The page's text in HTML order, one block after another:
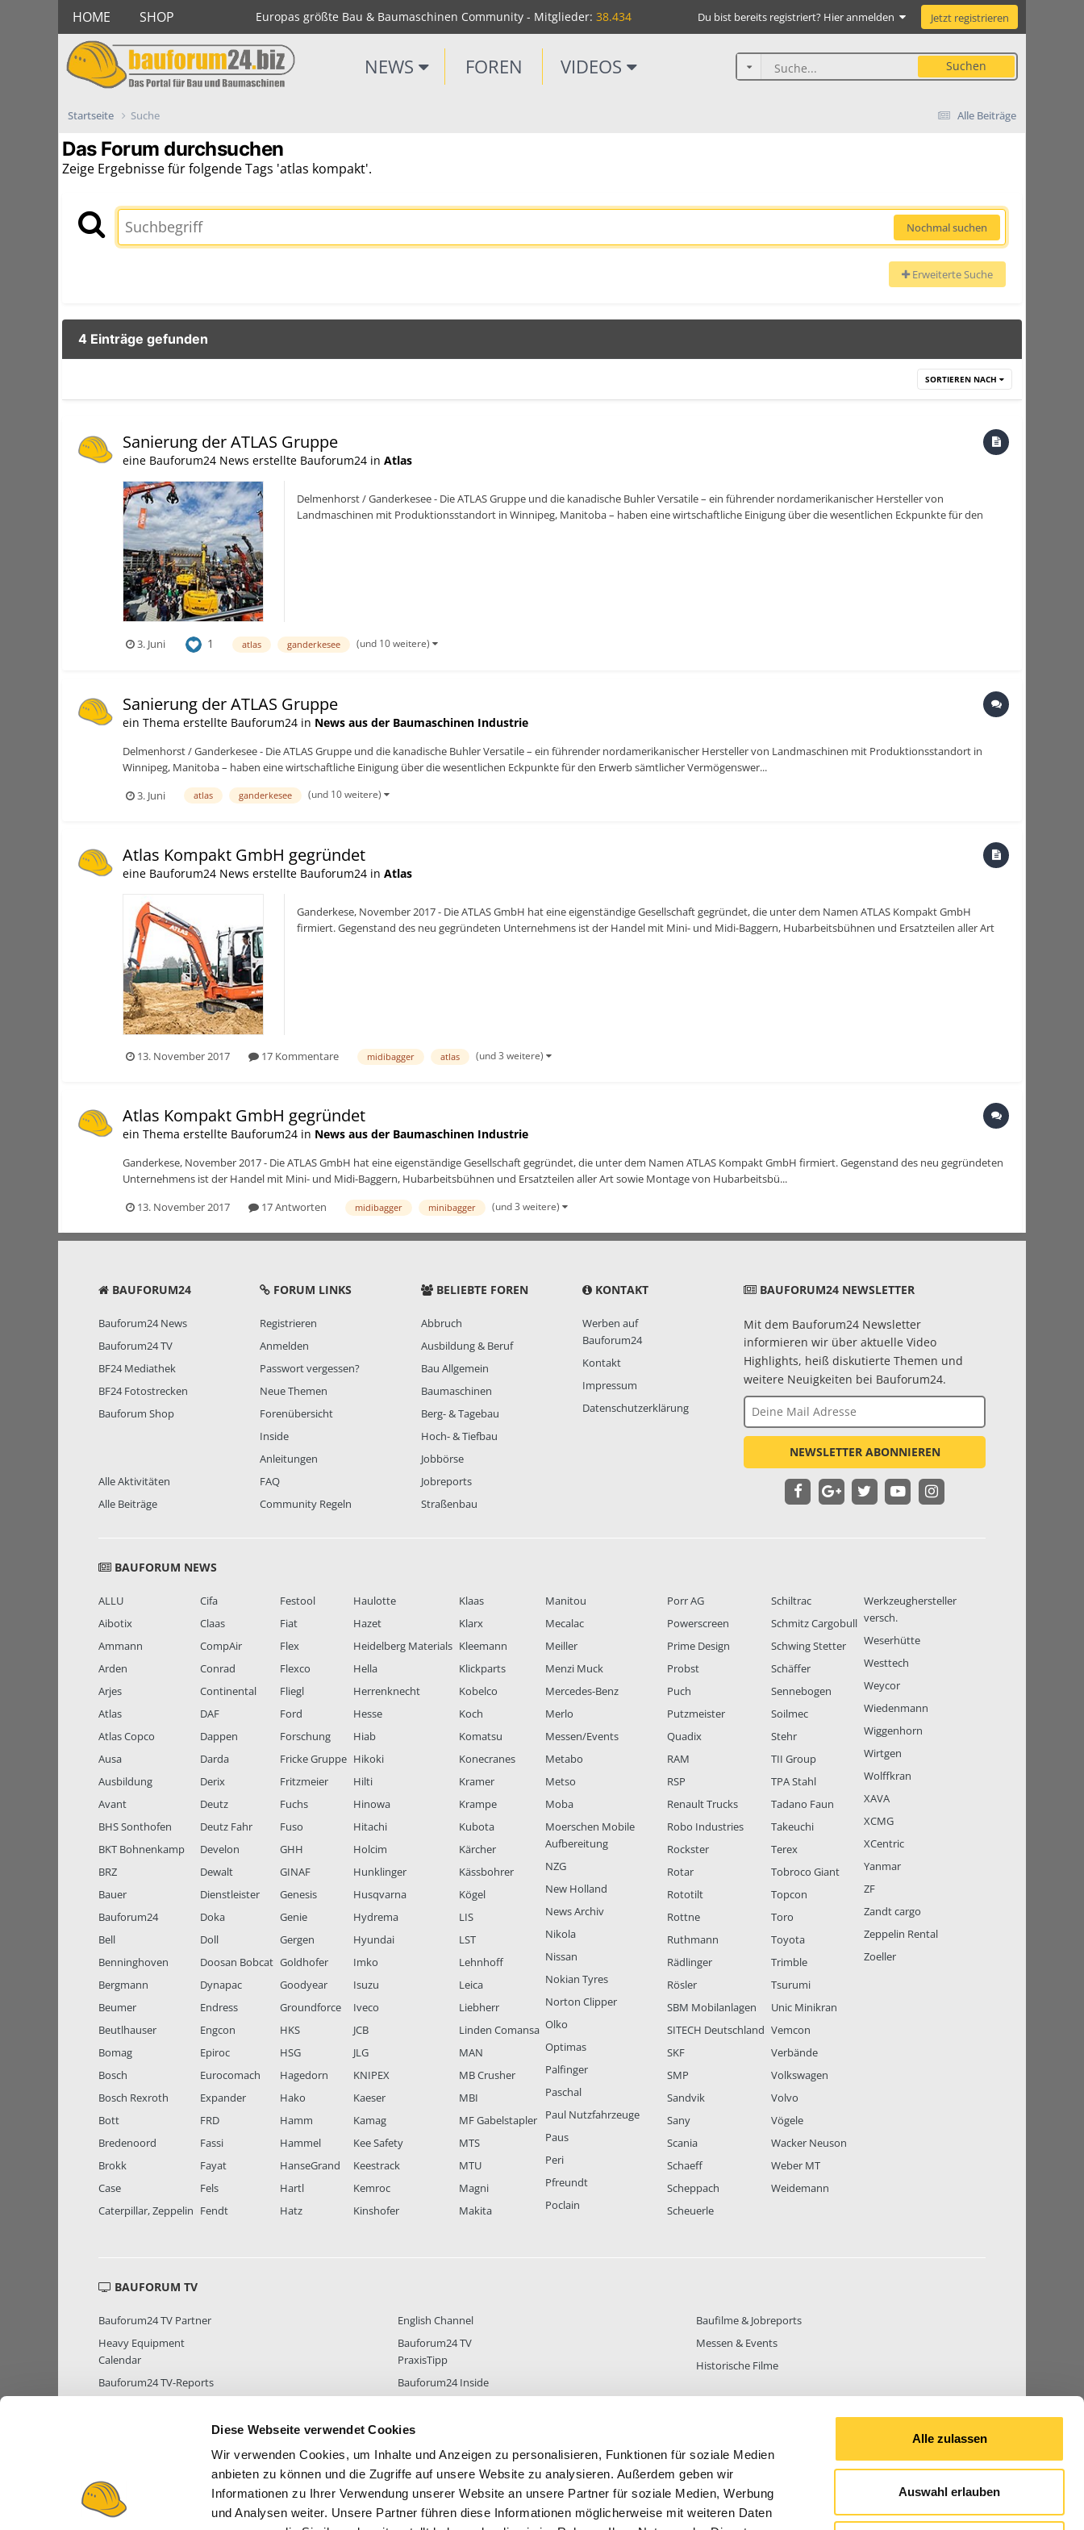
Diese Webseite verwendet Cookies
Wir verwenden Cookies, um Inhalte und Anzeigen zu personalisieren, Funktionen für soziale Medien
anbieten zu können und die Zugriffe auf unsere Website zu analysieren. Außerdem geben wir
Informationen zu Ihrer Verwendung unserer Website an unsere Partner für soziale Medien, Werbung
und Analysen weiter. Unsere Partner führen diese Informationen möglicherweise mit weiteren Daten
Alle zulassen
Auswahl erlauben
HOME SHOP Europas größte Bau & Baumaschinen Community - Mitglieder: 38.434 Du bist bereits registriert? Hier anmelden Jetzt registrieren
NEWS FOREN VIDEOS Suchen
Alle Beiträge
Startseite Suche
Das Forum durchsuchen
Zeige Ergebnisse für folgende Tags 'atlas kompakt'.
Nochmal suchen
Erweiterte Suche
4 Einträge gefunden
SORTIEREN NACH
Sanierung der ATLAS Gruppe
eine Bauforum24 News erstellte Bauforum24 in Atlas
Delmenhorst / Ganderkesee - Die ATLAS Gruppe und die kanadische Buhler Versatile – ein führender nordamerikanischer Hersteller von
Landmaschinen mit Produktionsstandort in Winnipeg, Manitoba – haben eine wirtschaftliche Einigung über die wesentlichen Eckpunkte für den
3. Juni 1 atlas ganderkesee (und 10 weitere)
Sanierung der ATLAS Gruppe
ein Thema erstellte Bauforum24 in News aus der Baumaschinen Industrie
Delmenhorst / Ganderkesee - Die ATLAS Gruppe und die kanadische Buhler Versatile – ein führender nordamerikanischer Hersteller von Landmaschinen mit Produktionsstandort in
Winnipeg, Manitoba – haben eine wirtschaftliche Einigung über die wesentlichen Eckpunkte für den Erwerb sämtlicher Vermögenswer...
3. Juni
atlas ganderkesee (und 10 weitere)
Atlas Kompakt GmbH gegründet
eine Bauforum24 News erstellte Bauforum24 in Atlas
Ganderkese, November 2017 - Die ATLAS GmbH hat eine eigenständige Gesellschaft gegründet, die unter dem Namen ATLAS Kompakt GmbH
firmiert. Gegenstand des neu gegründeten Unternehmens ist der Handel mit Mini- und Midi-Baggern, Hubarbeitsbühnen und Ersatzteilen aller Art
13. November 2017 17 Kommentare midibagger atlas (und 3 weitere)
Atlas Kompakt GmbH gegründet
ein Thema erstellte Bauforum24 in News aus der Baumaschinen Industrie
Ganderkese, November 2017 - Die ATLAS GmbH hat eine eigenständige Gesellschaft gegründet, die unter dem Namen ATLAS Kompakt GmbH firmiert. Gegenstand des neu gegründeten
Unternehmens ist der Handel mit Mini- und Midi-Baggern, Hubarbeitsbühnen und Ersatzteilen aller Art sowie Montage von Hubarbeitsbü...
13. November 2017
17 Antworten midibagger minibagger (und 3 weitere)
BAUFORUM24
Bauforum24 News
Bauforum24 TV
BF24 Mediathek
BF24 Fotostrecken
Bauforum Shop
Alle Aktivitäten
Alle Beiträge
FORUM LINKS
Registrieren
Anmelden
Passwort vergessen?
Neue Themen
Forenübersicht
Inside
Anleitungen
FAQ
Community Regeln
BELIEBTE FOREN
Abbruch
Ausbildung & Beruf
Bau Allgemein
Baumaschinen
Berg- & Tagebau
Hoch- & Tiefbau
Jobbörse
Jobreports
Straßenbau
KONTAKT
Werben auf
Bauforum24
Kontakt
Impressum
Datenschutzerklärung
BAUFORUM24 NEWSLETTER
Mit dem Bauforum24 Newsletter
informieren wir über aktuelle Video
Highlights, heiß diskutierte Themen und
weitere Neuigkeiten bei Bauforum24.
NEWSLETTER ABONNIEREN
BAUFORUM NEWS
ALLU
Aibotix
Ammann
Arden
Arjes
Atlas
Atlas Copco
Ausa
Ausbildung
Avant
BHS Sonthofen
BKT Bohnenkamp
BRZ
Bauer
Bauforum24
Bell
Benninghoven
Bergmann
Beumer
Beutlhauser
Bomag
Bosch
Bosch Rexroth
Bott
Bredenoord
Brokk
Case
Caterpillar, Zeppelin
Cifa
Claas
CompAir
Conrad
Continental
DAF
Dappen
Darda
Derix
Deutz
Deutz Fahr
Develon
Dewalt
Dienstleister
Doka
Doll
Doosan Bobcat
Dynapac
Endress
Engcon
Epiroc
Eurocomach
Expander
FRD
Fassi
Fayat
Fels
Fendt
Festool
Fiat
Flex
Flexco
Fliegl
Ford
Forschung
Fricke Gruppe
Fritzmeier
Fuchs
Fuso
GHH
GINAF
Genesis
Genie
Gergen
Goldhofer
Goodyear
Groundforce
HKS
HSG
Hagedorn
Hako
Hamm
Hammel
HanseGrand
Hartl
Hatz
Haulotte
Hazet
Heidelberg Materials
Hella
Herrenknecht
Hesse
Hiab
Hikoki
Hilti
Hinowa
Hitachi
Holcim
Hunklinger
Husqvarna
Hydrema
Hyundai
Imko
Isuzu
Iveco
JCB
JLG
KNIPEX
Kaeser
Kamag
Kee Safety
Keestrack
Kemroc
Kinshofer
Klaas
Klarx
Kleemann
Klickparts
Kobelco
Koch
Komatsu
Konecranes
Kramer
Krampe
Kubota
Kärcher
Kässbohrer
Kögel
LIS
LST
Lehnhoff
Leica
Liebherr
Linden Comansa
MAN
MB Crusher
MBI
MF Gabelstapler
MTS
MTU
Magni
Makita
Manitou
Mecalac
Meiller
Menzi Muck
Mercedes-Benz
Merlo
Messen/Events
Metabo
Metso
Moba
Moerschen Mobile
Aufbereitung
NZG
New Holland
News Archiv
Nikola
Nissan
Nokian Tyres
Norton Clipper
Olko
Optimas
Palfinger
Paschal
Paul Nutzfahrzeuge
Paus
Peri
Pfreundt
Poclain
Porr AG
Powerscreen
Prime Design
Probst
Puch
Putzmeister
Quadix
RAM
RSP
Renault Trucks
Robo Industries
Rockster
Rotar
Rototilt
Rottne
Ruthmann
Rädlinger
Rösler
SBM Mobilanlagen
SITECH Deutschland
SKF
SMP
Sandvik
Sany
Scania
Schaeff
Scheppach
Scheuerle
Schiltrac
Schmitz Cargobull
Schwing Stetter
Schäffer
Sennebogen
Soilmec
Stehr
TII Group
TPA Stahl
Tadano Faun
Takeuchi
Terex
Tobroco Giant
Topcon
Toro
Toyota
Trimble
Tsurumi
Unic Minikran
Vemcon
Verbände
Volkswagen
Volvo
Vögele
Wacker Neuson
Weber MT
Weidemann
Werkzeughersteller
versch.
Weserhütte
Westtech
Weycor
Wiedenmann
Wiggenhorn
Wirtgen
Wolffkran
XAVA
XCMG
XCentric
Yanmar
ZF
Zandt cargo
Zeppelin Rental
Zoeller
BAUFORUM TV
Bauforum24 TV Partner
Heavy Equipment
Calendar
Bauforum24 TV-Reports
English Channel
Bauforum24 TV
PraxisTipp
Bauforum24 Inside
Baufilme & Jobreports
Messen & Events
Historische Filme
MITGLIEDER STATISTIK MITGLIEDER38.434 FOREN STATISTIK ALLE THEMEN BEITRÄGE GESAMT842.677